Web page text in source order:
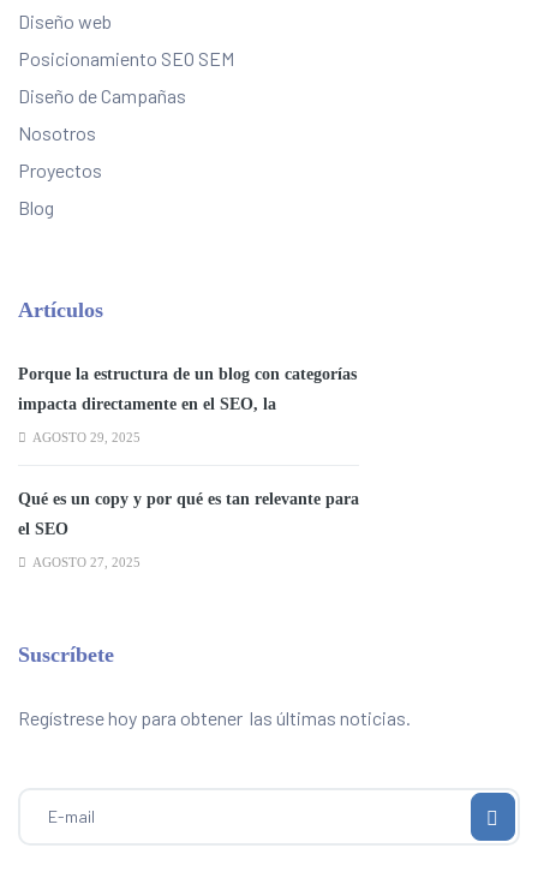
Diseño web
Posicionamiento SEO SEM
Diseño de Campañas
Nosotros
Proyectos
Blog
Artículos
Porque la estructura de un blog con categorías
impacta directamente en el SEO, la
experiencia del usuario y la autoridad
AGOSTO 29, 2025
Qué es un copy y por qué es tan relevante para
el SEO
AGOSTO 27, 2025
Suscríbete
Regístrese hoy para obtener las últimas noticias.